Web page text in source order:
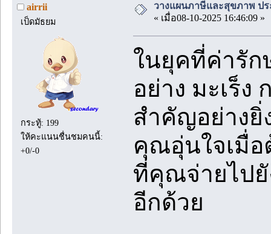
airrii
เป็ดมัธยม
กระทู้: 199
ให้คะแนนชื่นชมคนนี้:
+0/-0
วางแผนภาษีและสุขภาพ ป
« เมื่อ08-10-2025 16:46:09 »
ในยุคที่ค่ารัก
อย่าง มะเร็ง
สำคัญอย่างยิ่
คุณอุ่นใจเมื่อ
ที่คุณจ่ายไปยั
อีกด้วย